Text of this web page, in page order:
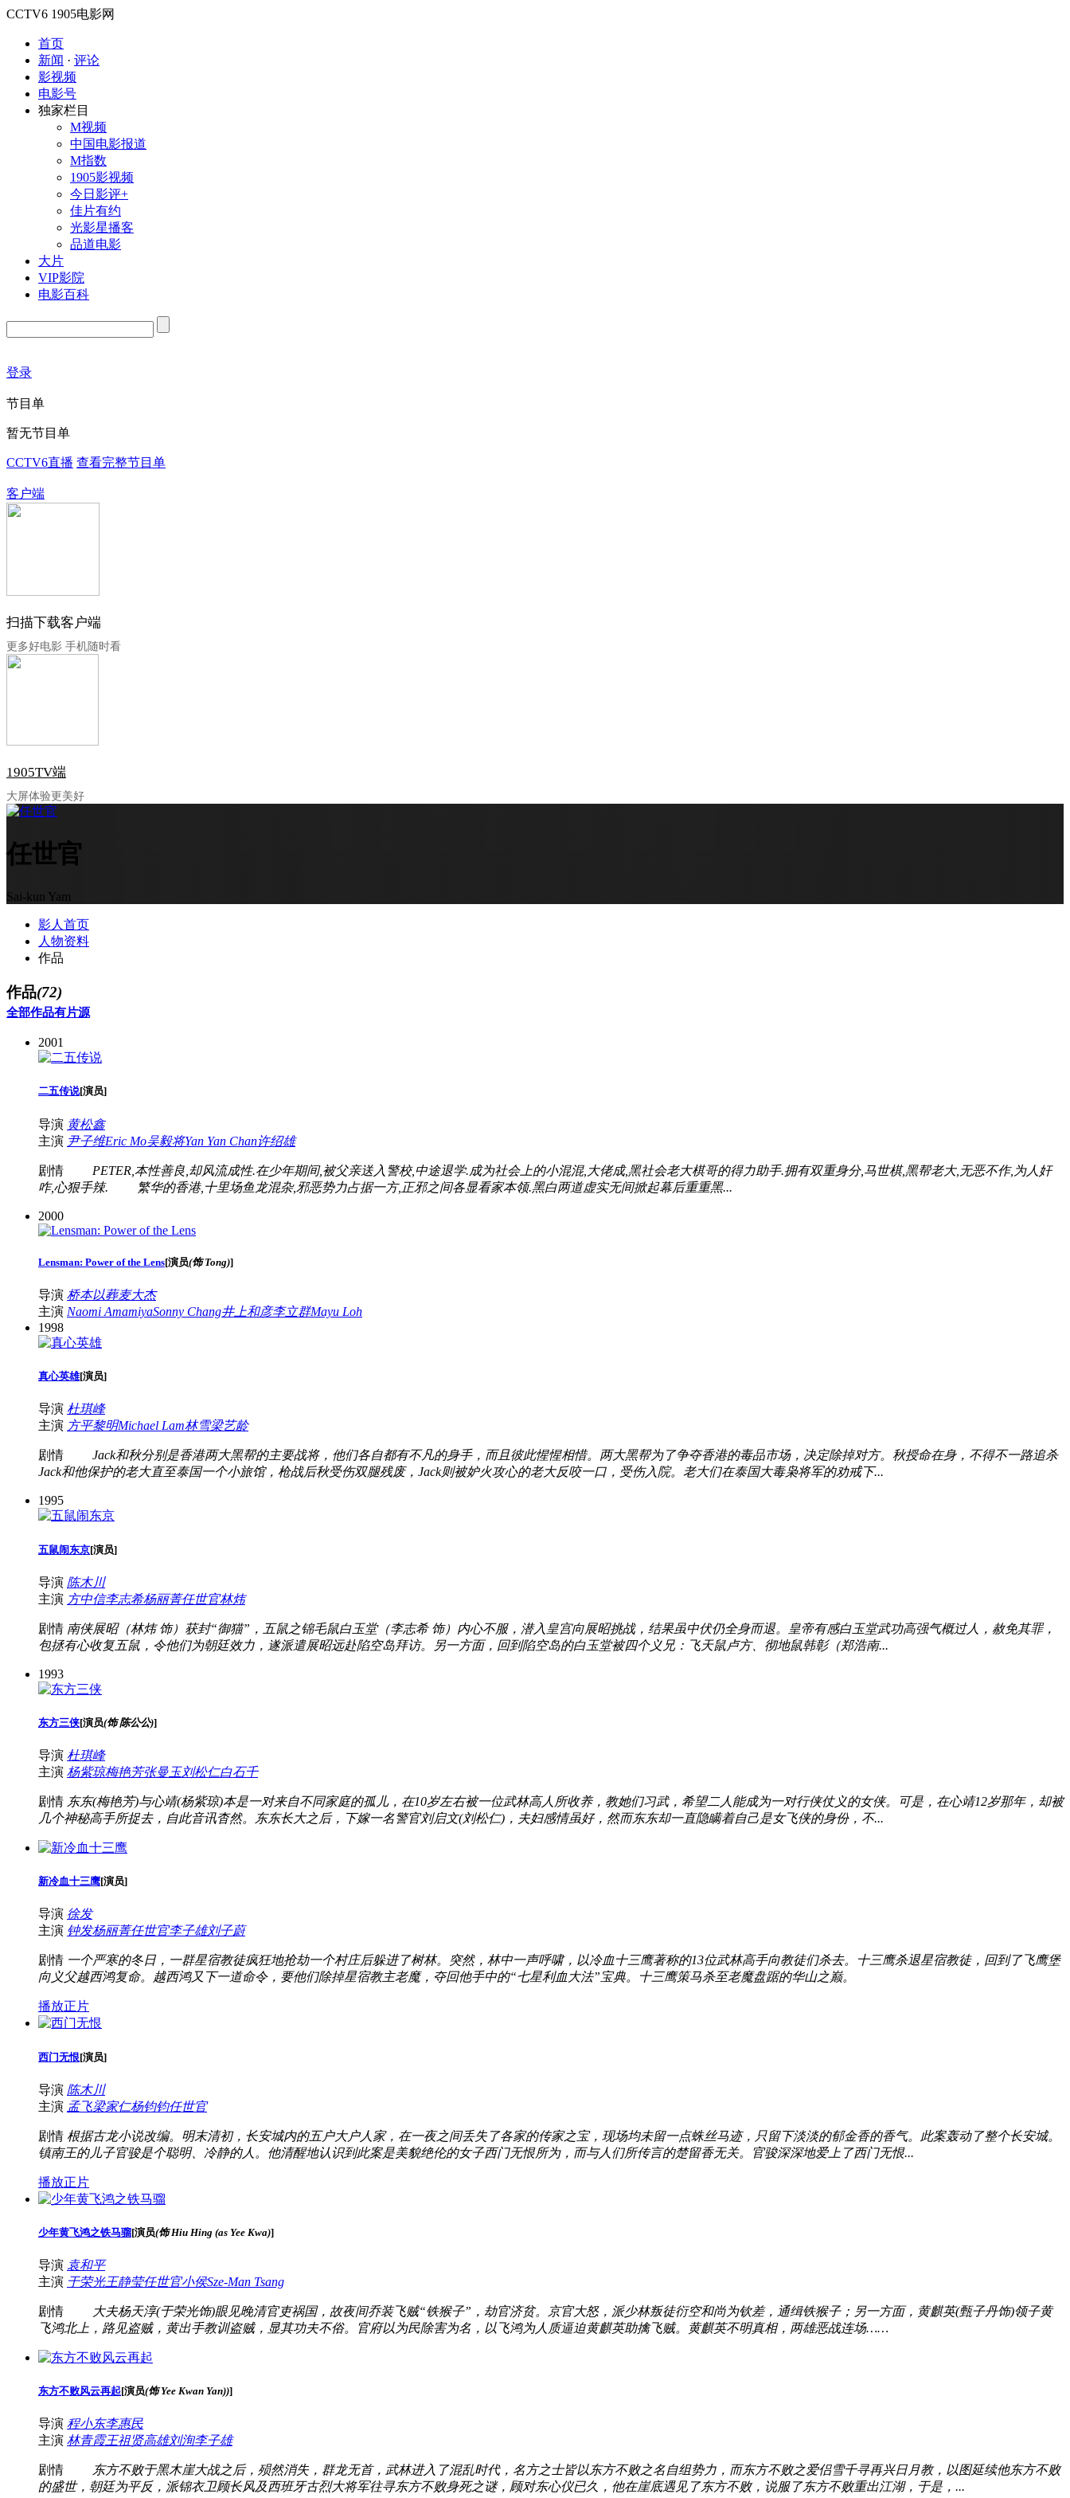
CCTV6 1905电影网
首页
新闻 · 评论
影视频
电影号
独家栏目
M视频
中国电影报道
M指数
1905影视频
今日影评+
佳片有约
光影星播客
品道电影
大片
VIP影院
电影百科
登录
节目单
暂无节目单
CCTV6直播 查看完整节目单
客户端
扫描下载客户端
更多好电影 手机随时看
1905TV端
大屏体验更美好
任世官
Sai-kun Yam
影人首页
人物资料
作品
作品(72)
全部作品有片源
2001
二五传说[演员]
导演 黄松鑫
主演 尹子维Eric Mo吴毅将Yan Yan Chan许绍雄
剧情
PETER,本性善良,却风流成性.在少年期间,被父亲送入警校,中途退学.成为社会上的小混混,大佬成,黑社会老大棋哥的得力助手.拥有双重身分,马世棋,黑帮老大,无恶不作,为人奸
咋,心狠手辣. 繁华的香港,十里场鱼龙混杂,邪恶势力占据一方,正邪之间各显看家本领.黑白两道虚实无间掀起幕后重重黑...
2000
Lensman: Power of the Lens[演员(饰 Tong)]
导演 桥本以葬麦大杰
主演 Naomi AmamiyaSonny Chang井上和彦李立群Mayu Loh
1998
真心英雄[演员]
导演 杜琪峰
主演 方平黎明Michael Lam林雪梁艺龄
剧情
Jack和秋分别是香港两大黑帮的主要战将，他们各自都有不凡的身手，而且彼此惺惺相惜。两大黑帮为了争夺香港的毒品市场，决定除掉对方。秋授命在身，不得不一路追杀
Jack和他保护的老大直至泰国一个小旅馆，枪战后秋受伤双腿残废，Jack则被妒火攻心的老大反咬一口，受伤入院。老大们在泰国大毒枭将军的劝戒下...
1995
五鼠闹东京[演员]
导演 陈木川
主演 方中信李志希杨丽菁任世官林炜
剧情 南侠展昭（林炜 饰）获封“御猫”，五鼠之锦毛鼠白玉堂（李志希 饰）内心不服，潜入皇宫向展昭挑战，结果虽中伏仍全身而退。皇帝有感白玉堂武功高强气概过人，赦免其罪，
包拯有心收复五鼠，令他们为朝廷效力，遂派遣展昭远赴陷空岛拜访。另一方面，回到陷空岛的白玉堂被四个义兄：飞天鼠卢方、彻地鼠韩彰（郑浩南...
1993
东方三侠[演员(饰 陈公公)]
导演 杜琪峰
主演 杨紫琼梅艳芳张曼玉刘松仁白石千
剧情 东东(梅艳芳)与心靖(杨紫琼)本是一对来自不同家庭的孤儿，在10岁左右被一位武林高人所收养，教她们习武，希望二人能成为一对行侠仗义的女侠。可是，在心靖12岁那年，却被
几个神秘高手所捉去，自此音讯杳然。东东长大之后，下嫁一名警官刘启文(刘松仁)，夫妇感情虽好，然而东东却一直隐瞒着自己是女飞侠的身份，不...
新冷血十三鹰[演员]
导演 徐发
主演 钟发杨丽菁任世官李子雄刘子蔚
剧情 一个严寒的冬日，一群星宿教徒疯狂地抢劫一个村庄后躲进了树林。突然，林中一声呼啸，以冷血十三鹰著称的13位武林高手向教徒们杀去。十三鹰杀退星宿教徒，回到了飞鹰堡
向义父越西鸿复命。越西鸿又下一道命令，要他们除掉星宿教主老魔，夺回他手中的“七星利血大法”宝典。十三鹰策马杀至老魔盘踞的华山之巅。
播放正片
西门无恨[演员]
导演 陈木川
主演 孟飞梁家仁杨钧钧任世官
剧情 根据古龙小说改编。明末清初，长安城内的五户大户人家，在一夜之间丢失了各家的传家之宝，现场均未留一点蛛丝马迹，只留下淡淡的郁金香的香气。此案轰动了整个长安城。
镇南王的儿子官骏是个聪明、冷静的人。他清醒地认识到此案是美貌绝伦的女子西门无恨所为，而与人们所传言的楚留香无关。官骏深深地爱上了西门无恨...
播放正片
少年黄飞鸿之铁马骝[演员(饰 Hiu Hing (as Yee Kwa)]
导演 袁和平
主演 于荣光王静莹任世官小侯Sze-Man Tsang
剧情
大夫杨天淳(于荣光饰)眼见晚清官吏祸国，故夜间乔装飞贼“铁猴子”，劫官济贫。京官大怒，派少林叛徒衍空和尚为钦差，通缉铁猴子；另一方面，黄麒英(甄子丹饰)领子黄
飞鸿北上，路见盗贼，黄出手教训盗贼，显其功夫不俗。官府以为民除害为名，以飞鸿为人质逼迫黄麒英助擒飞贼。黄麒英不明真相，两雄恶战连场……
东方不败风云再起[演员(饰 Yee Kwan Yan))]
导演 程小东李惠民
主演 林青霞王祖贤高雄刘洵李子雄
剧情
东方不败于黑木崖大战之后，殒然消失，群龙无首，武林进入了混乱时代，名方之士皆以东方不败之名自组势力，而东方不败之爱侣雪千寻再兴日月教，以图延续他东方不败
的盛世，朝廷为平反，派锦衣卫顾长风及西班牙古烈大将军往寻东方不败身死之谜，顾对东心仪已久，他在崖底遇见了东方不败，说服了东方不败重出江湖，于是，...